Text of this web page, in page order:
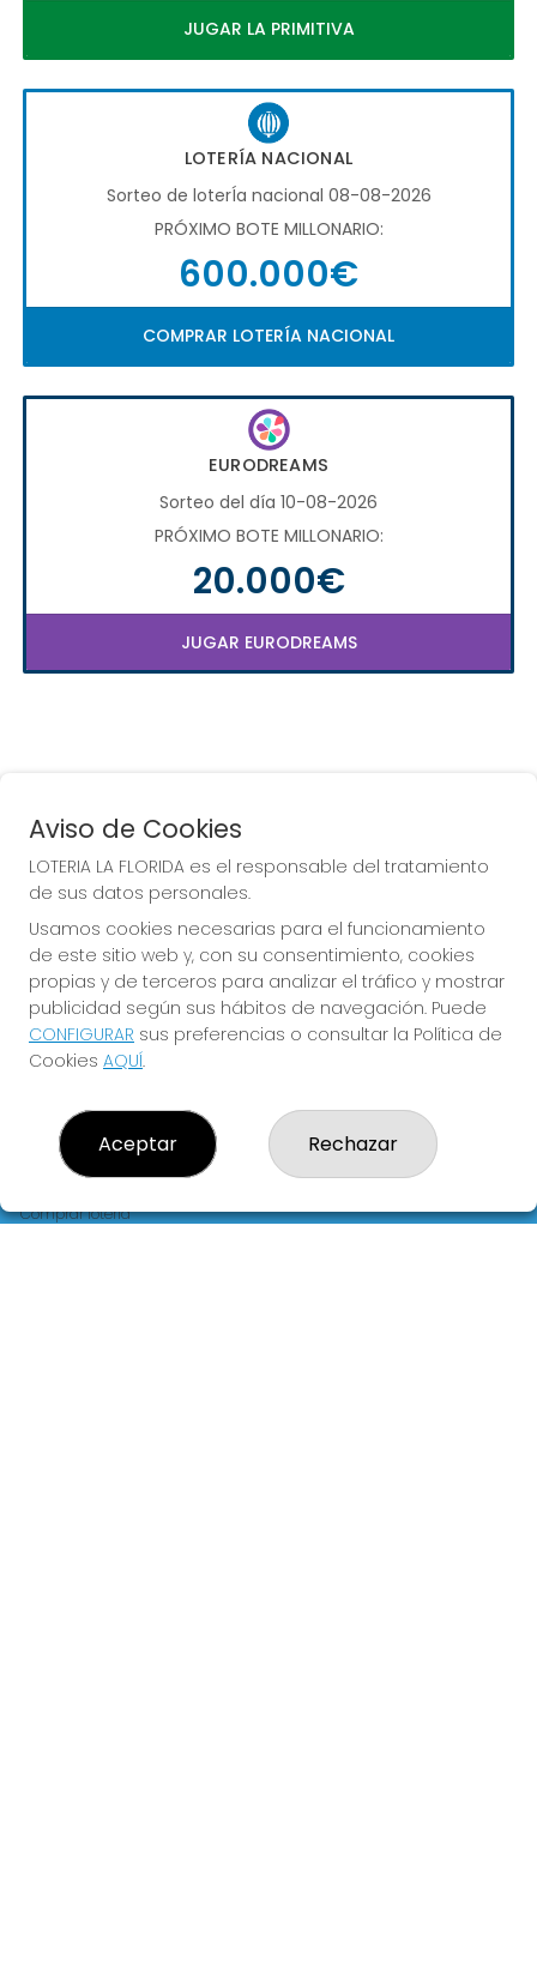
JUGAR LA PRIMITIVA
LOTERÍA NACIONAL
Sorteo de loterÍa nacional 08-08-2026
PRÓXIMO BOTE MILLONARIO:
600.000€
COMPRAR LOTERÍA NACIONAL
EURODREAMS
Sorteo del día 10-08-2026
PRÓXIMO BOTE MILLONARIO:
20.000€
JUGAR EURODREAMS
COMPRA EN LOTERIA LA
FLORIDA
Y QUE LAS MEIGAS TE
ACOMPAÑEN
LOTERIA LA FLORIDA
Comprar lotería
Aviso de Cookies
LOTERIA LA FLORIDA es el responsable del tratamiento
de sus datos personales.
Usamos cookies necesarias para el funcionamiento
de este sitio web y, con su consentimiento, cookies
propias y de terceros para analizar el tráfico y mostrar
publicidad según sus hábitos de navegación. Puede
CONFIGURAR sus preferencias o consultar la Política de
Cookies AQUÍ.
Aceptar Rechazar